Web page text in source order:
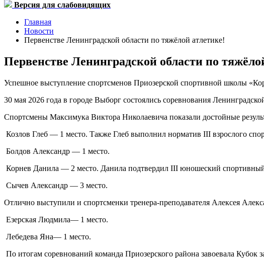
Версия для слабовидящих
Главная
Новости
Первенстве Ленинградской области по тяжёлой атлетике!
Первенстве Ленинградской области по
Успешное выступление спортсменов Приозерской спортивной школы
30 мая 2026 года в городе Выборг состоялись соревнования
Спортсмены Максимука Виктора Николаевича показали достойные
Козлов Глеб — 1 место. Также Глеб выполнил норматив III взрослого
Болдов Александр — 1 место.
Корнев Данила — 2 место. Данила подтвердил III юношеский спортивный
Сычев Александр — 3 место.
Отлично выступили и спортсменки тренера-преподавателя Алексея
Езерская Людмила— 1 место.
Лебедева Яна— 1 место.
По итогам соревнований команда Приозерского района завоевала Кубок